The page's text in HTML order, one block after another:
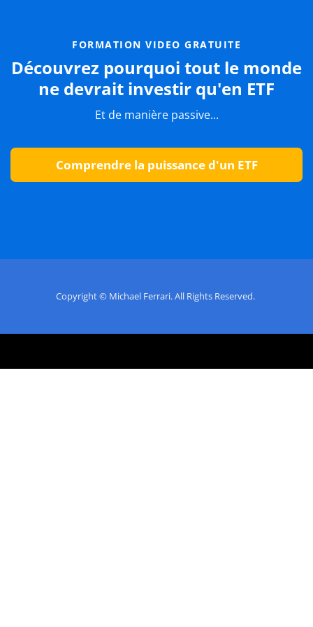
FORMATION VIDEO GRATUITE
Découvrez pourquoi tout le monde
ne devrait investir qu'en ETF
Et de manière passive...
Comprendre la puissance d'un ETF
Copyright © Michael Ferrari. All Rights Reserved.